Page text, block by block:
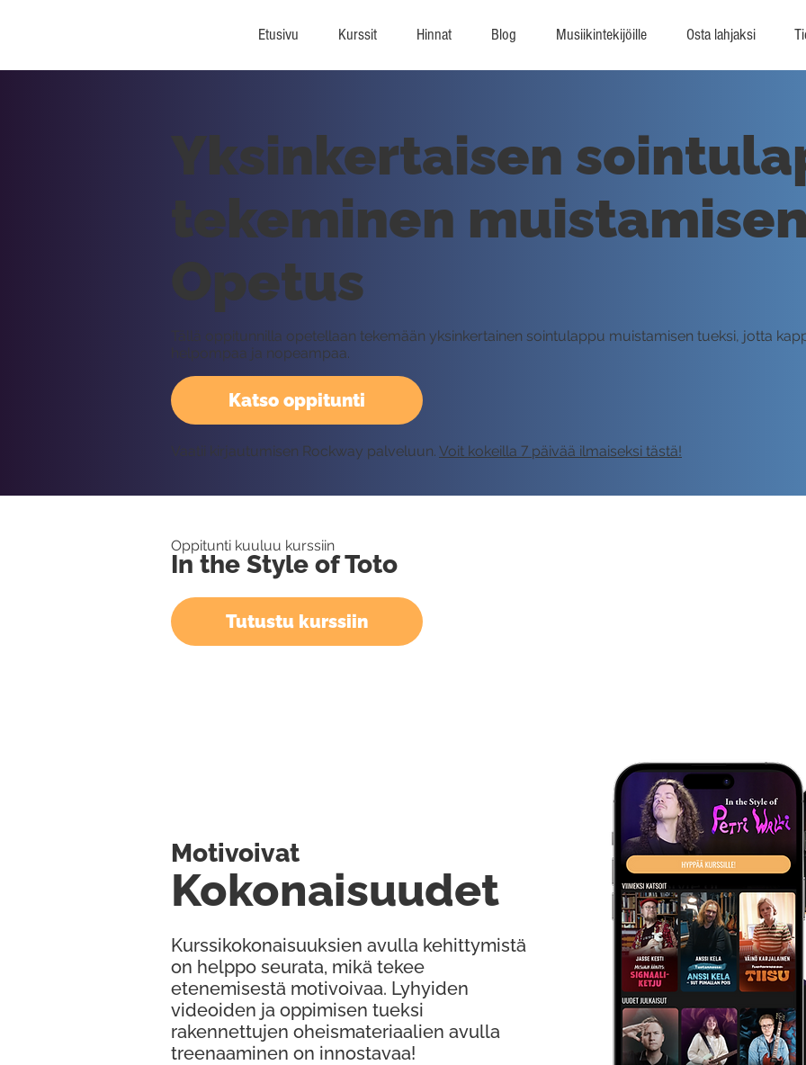
Etusivu Kurssit Hinnat Blog Musiikintekijöille Osta lahjaksi
Katso oppitunti
Yksinkertaisen
tekeminen
Opetus
Tällä oppitunnilla opetellaan tekemään yksinkertainen sointulappu muistamisen tueksi, jotta
helpompaa ja nopeampaa.
Vaatii kirjautumisen Rockway palveluun. Voit kokeilla 7 päivää ilmaiseksi tästä!
Oppitunti kuuluu kurssiin
In the Style of Toto
Tutustu kurssiin
Kurssikokonaisuuksien avulla kehittymistä
on helppo seurata, mikä tekee
etenemisestä motivoivaa. Lyhyiden
videoiden ja oppimisen tueksi
rakennettujen oheismateriaalien avulla
treenaaminen on innostavaa!
Kokonaisuudet
Motivoivat